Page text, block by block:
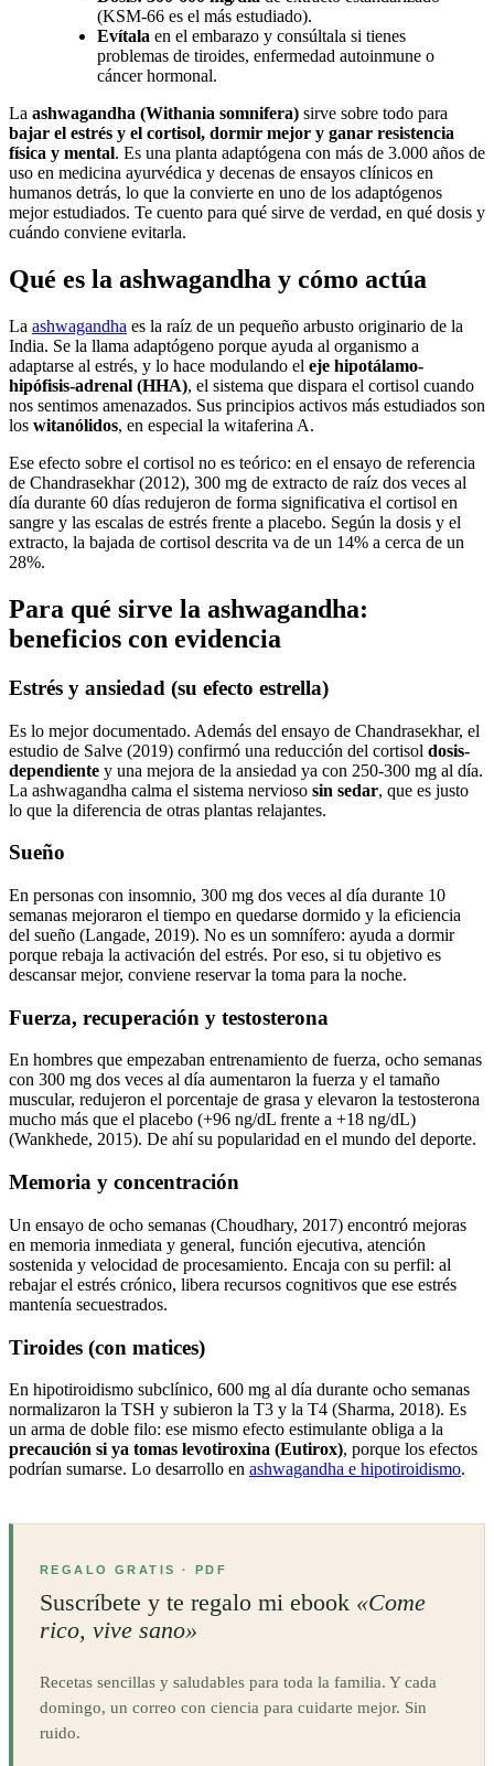
(KSM-66 es el más estudiado).
Evítala en el embarazo y consúltala si tienes
problemas de tiroides, enfermedad autoinmune o
cáncer hormonal.
La ashwagandha (Withania somnifera) sirve sobre todo para
bajar el estrés y el cortisol, dormir mejor y ganar resistencia
física y mental. Es una planta adaptógena con más de 3.000 años de
uso en medicina ayurvédica y decenas de ensayos clínicos en
humanos detrás, lo que la convierte en uno de los adaptógenos
mejor estudiados. Te cuento para qué sirve de verdad, en qué dosis y
cuándo conviene evitarla.
Qué es la ashwagandha y cómo actúa
La ashwagandha es la raíz de un pequeño arbusto originario de la
India. Se la llama adaptógeno porque ayuda al organismo a
adaptarse al estrés, y lo hace modulando el eje hipotálamo-
hipófisis-adrenal (HHA), el sistema que dispara el cortisol cuando
nos sentimos amenazados. Sus principios activos más estudiados son
los witanólidos, en especial la witaferina A.
Ese efecto sobre el cortisol no es teórico: en el ensayo de referencia
de Chandrasekhar (2012), 300 mg de extracto de raíz dos veces al
día durante 60 días redujeron de forma significativa el cortisol en
sangre y las escalas de estrés frente a placebo. Según la dosis y el
extracto, la bajada de cortisol descrita va de un 14% a cerca de un
28%.
Para qué sirve la ashwagandha:
beneficios con evidencia
Estrés y ansiedad (su efecto estrella)
Es lo mejor documentado. Además del ensayo de Chandrasekhar, el
estudio de Salve (2019) confirmó una reducción del cortisol dosis-
dependiente y una mejora de la ansiedad ya con 250-300 mg al día.
La ashwagandha calma el sistema nervioso sin sedar, que es justo
lo que la diferencia de otras plantas relajantes.
Sueño
En personas con insomnio, 300 mg dos veces al día durante 10
semanas mejoraron el tiempo en quedarse dormido y la eficiencia
del sueño (Langade, 2019). No es un somnífero: ayuda a dormir
porque rebaja la activación del estrés. Por eso, si tu objetivo es
descansar mejor, conviene reservar la toma para la noche.
Fuerza, recuperación y testosterona
En hombres que empezaban entrenamiento de fuerza, ocho semanas
con 300 mg dos veces al día aumentaron la fuerza y el tamaño
muscular, redujeron el porcentaje de grasa y elevaron la testosterona
mucho más que el placebo (+96 ng/dL frente a +18 ng/dL)
(Wankhede, 2015). De ahí su popularidad en el mundo del deporte.
Memoria y concentración
Un ensayo de ocho semanas (Choudhary, 2017) encontró mejoras
en memoria inmediata y general, función ejecutiva, atención
sostenida y velocidad de procesamiento. Encaja con su perfil: al
rebajar el estrés crónico, libera recursos cognitivos que ese estrés
mantenía secuestrados.
Tiroides (con matices)
En hipotiroidismo subclínico, 600 mg al día durante ocho semanas
normalizaron la TSH y subieron la T3 y la T4 (Sharma, 2018). Es
un arma de doble filo: ese mismo efecto estimulante obliga a la
precaución si ya tomas levotiroxina (Eutirox), porque los efectos
podrían sumarse. Lo desarrollo en ashwagandha e hipotiroidismo.
REGALO GRATIS · PDF
Suscríbete y te regalo mi ebook «Come
rico, vive sano»
Recetas sencillas y saludables para toda la familia. Y cada
domingo, un correo con ciencia para cuidarte mejor. Sin
ruido.